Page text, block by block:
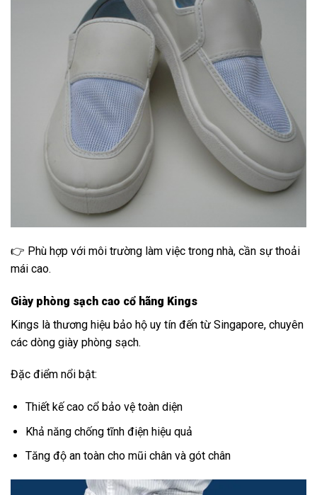
👉 Phù hợp với môi trường làm việc trong nhà, cần sự thoải
mái cao.
Giày phòng sạch cao cổ hãng Kings
Kings là thương hiệu bảo hộ uy tín đến từ Singapore, chuyên
các dòng giày phòng sạch.
Đặc điểm nổi bật:
Thiết kế cao cổ bảo vệ toàn diện
Khả năng chống tĩnh điện hiệu quả
Tăng độ an toàn cho mũi chân và gót chân